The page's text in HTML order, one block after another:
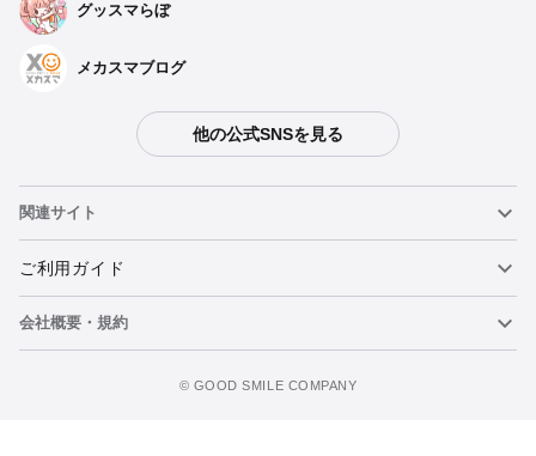
【再販】 アニメ「ぼっち・ざ・ろっく！」 後藤ひとり 1/7
スケールフィギュア - 2026年05月発売予定
予約期間：2025年07月08日~2025年10月01日まで
グッスマらぼ
メカスマブログ
他の公式SNSを見る
関連サイト
ねんどろいど
ねんどろいどフェイスメーカー
ご利用ガイド
重要なお知らせ
会社概要・規約
©️ GOOD SMILE COMPANY